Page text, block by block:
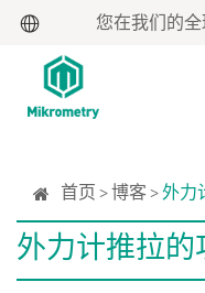
您在我们的
首页 博客 外力
外力计推拉